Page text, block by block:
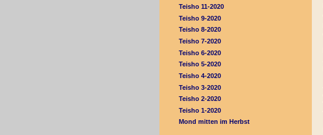
Teisho 11-2020
Teisho 9-2020
Teisho 8-2020
Teisho 7-2020
Teisho 6-2020
Teisho 5-2020
Teisho 4-2020
Teisho 3-2020
Teisho 2-2020
Teisho 1-2020
Mond mitten im Herbst